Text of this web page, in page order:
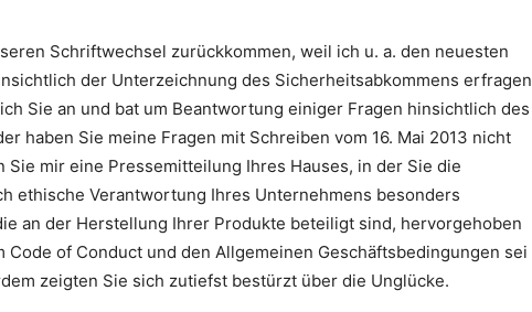
Schriftwechsel zurückkommen, weil ich u. a. den neuesten
der Unterzeichnung des Sicherheitsabkommens erfragen
Sie an und bat um Beantwortung einiger Fragen hinsichtlich des
haben Sie meine Fragen mit Schreiben vom 16. Mai 2013 nicht
mir eine Pressemitteilung Ihres Hauses, in der Sie die
ethische Verantwortung Ihres Unternehmens besonders
an der Herstellung Ihrer Produkte beteiligt sind, hervorgehoben
Code of Conduct und den Allgemeinen Geschäftsbedingungen sei
zeigten Sie sich zutiefst bestürzt über die Unglücke.